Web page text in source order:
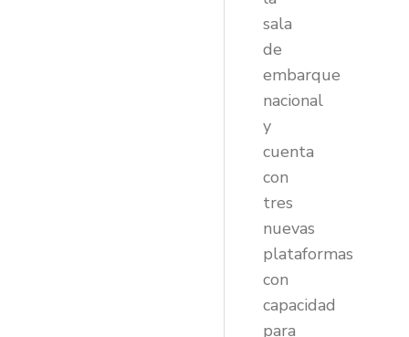
sala
de
embarque
nacional
y
cuenta
con
tres
nuevas
plataformas
con
capacidad
para